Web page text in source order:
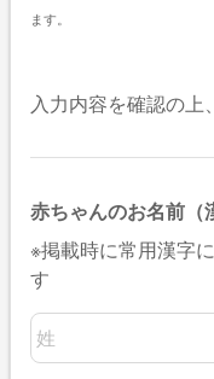
ます。
入力内容を確認の上
赤ちゃんのお名前
※掲載時に常用漢字
す
名前の姓